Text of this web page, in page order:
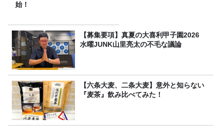
始！
【募集要項】真夏の大喜利甲子園2026
水曜JUNK山里亮太の不毛な議論
【六条大麦、二条大麦】意外と知らない
『麦茶』飲み比べてみた！